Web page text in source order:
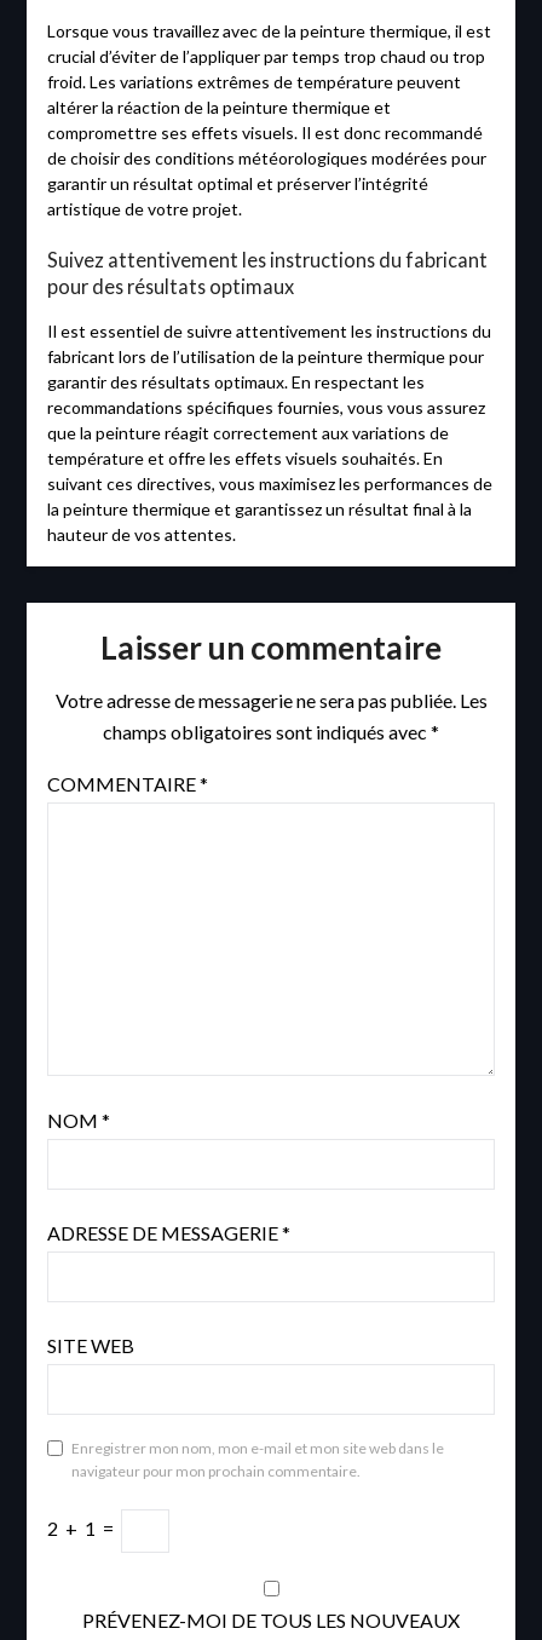
Lorsque vous travaillez avec de la peinture thermique, il est
crucial d’éviter de l’appliquer par temps trop chaud ou trop
froid. Les variations extrêmes de température peuvent
altérer la réaction de la peinture thermique et
compromettre ses effets visuels. Il est donc recommandé
de choisir des conditions météorologiques modérées pour
garantir un résultat optimal et préserver l’intégrité
artistique de votre projet.
Suivez attentivement les instructions du fabricant
pour des résultats optimaux
Il est essentiel de suivre attentivement les instructions du
fabricant lors de l’utilisation de la peinture thermique pour
garantir des résultats optimaux. En respectant les
recommandations spécifiques fournies, vous vous assurez
que la peinture réagit correctement aux variations de
température et offre les effets visuels souhaités. En
suivant ces directives, vous maximisez les performances de
la peinture thermique et garantissez un résultat final à la
hauteur de vos attentes.
Laisser un commentaire
Votre adresse de messagerie ne sera pas publiée. Les
champs obligatoires sont indiqués avec *
COMMENTAIRE*
NOM *
ADRESSE DE MESSAGERIE*
SITE WEB
Enregistrer mon nom, mon e-mail et mon site web dans le
navigateur pour mon prochain commentaire.
2 + 1 =
PRÉVENEZ-MOI DE TOUS LES NOUVEAUX